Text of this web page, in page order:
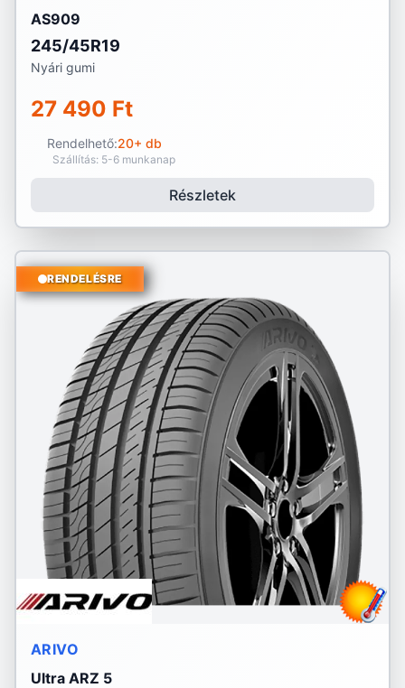
AS909
245/45R19
Nyári gumi
27 490 Ft
Rendelhető:20+ db
Szállítás: 5-6 munkanap
Részletek
RENDELÉSRE
ARIVO
Ultra ARZ 5